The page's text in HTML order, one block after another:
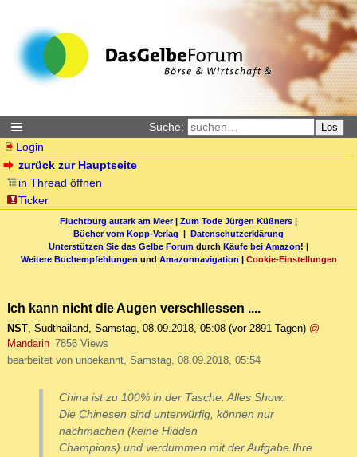
Suche: Los
Login
zurück zur Hauptseite
in Thread öffnen
Ticker
Fluchtburg autark am Meer| Zum Tode Jürgen Küßners |
Bücher vom Kopp-Verlag | Datenschutzerklärung
Unterstützen Sie das Gelbe Forum durch Käufe bei Amazon! |
Weitere Buchempfehlungen und Amazonnavigation | Cookie-Einstellungen
Ich kann nicht die Augen verschliessen ....
NST, Südthailand, Samstag, 08.09.2018, 05:08 (vor 2891 Tagen) @
Mandarin 7856 Views
bearbeitet von unbekannt, Samstag, 08.09.2018, 05:54
China ist zu 100% in der Tasche. Alles Show.
Die Chinesen sind unterwürfig, können nur
nachmachen (keine Hidden
Champions) und verdummen mit der Aufgabe Ihre